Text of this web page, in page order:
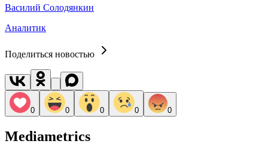
Василий Солодянкин
Аналитик
Поделиться новостью
0 0 0 0 0
Mediametrics